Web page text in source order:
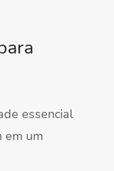
essencial
em um